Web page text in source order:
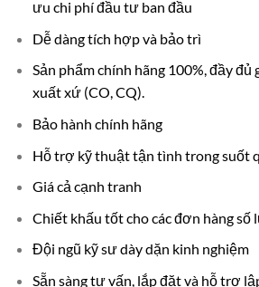
ưu chi phí đầu tư ban đầu
Dễ dàng tích hợp và bảo trì
Sản phẩm chính hãng 100%, đầy
xuất xứ (CO, CQ).
Bảo hành chính hãng
Hỗ trợ kỹ thuật tận tình trong suốt
Giá cả cạnh tranh
Chiết khấu tốt cho các đơn hàng số
Đội ngũ kỹ sư dày dặn kinh nghiệm
Sẵn sàng tư vấn, lắp đặt và hỗ trợ